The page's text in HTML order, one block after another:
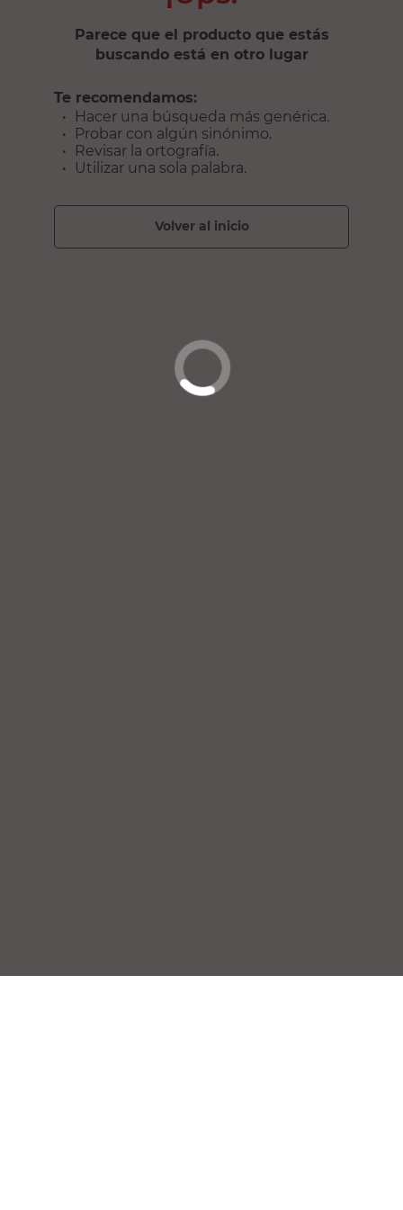
Parece que el producto que estás
buscando está en otro lugar
Te recomendamos:
Hacer una búsqueda más genérica.
Probar con algún sinónimo.
Revisar la ortografía.
Utilizar una sola palabra.
volver al inicio